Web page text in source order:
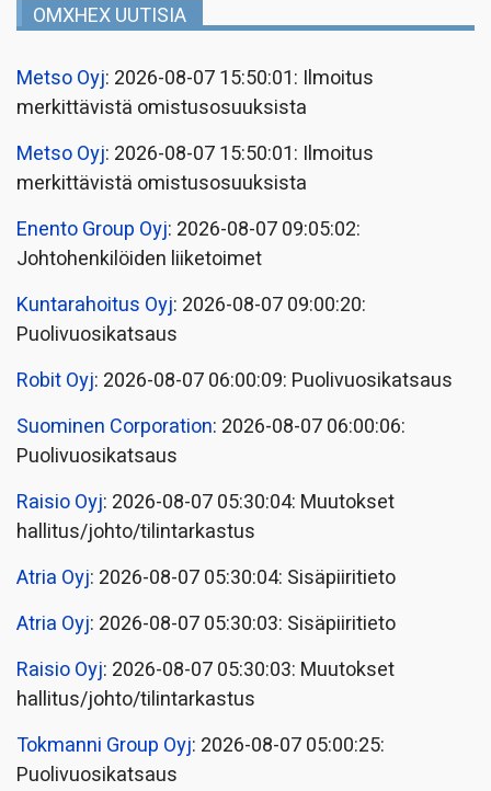
OMXHEX UUTISIA
Metso Oyj: 2026-08-07 15:50:01: Ilmoitus
merkittävistä omistusosuuksista
Metso Oyj: 2026-08-07 15:50:01: Ilmoitus
merkittävistä omistusosuuksista
Enento Group Oyj: 2026-08-07 09:05:02:
Johtohenkilöiden liiketoimet
Kuntarahoitus Oyj: 2026-08-07 09:00:20:
Puolivuosikatsaus
Robit Oyj: 2026-08-07 06:00:09: Puolivuosikatsaus
Suominen Corporation: 2026-08-07 06:00:06:
Puolivuosikatsaus
Raisio Oyj: 2026-08-07 05:30:04: Muutokset
hallitus/johto/tilintarkastus
Atria Oyj: 2026-08-07 05:30:04: Sisäpiiritieto
Atria Oyj: 2026-08-07 05:30:03: Sisäpiiritieto
Raisio Oyj: 2026-08-07 05:30:03: Muutokset
hallitus/johto/tilintarkastus
Tokmanni Group Oyj: 2026-08-07 05:00:25:
Puolivuosikatsaus